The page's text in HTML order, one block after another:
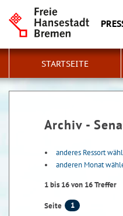
STARTSEITE
Archiv -
anderes Ressort
anderen Monat
1 bis 16 von 16 Treffer
Seite 1